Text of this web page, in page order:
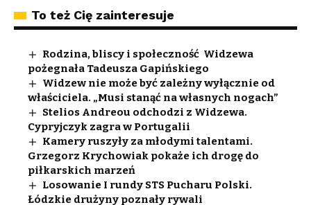
To też Cię zainteresuje
Rodzina, bliscy i społeczność Widzewa
pożegnała Tadeusza Gapińskiego
Widzew nie może być zależny wyłącznie od
właściciela. „Musi stanąć na własnych nogach”
Stelios Andreou odchodzi z Widzewa.
Cypryjczyk zagra w Portugalii
Kamery ruszyły za młodymi talentami.
Grzegorz Krychowiak pokaże ich drogę do
piłkarskich marzeń
Losowanie I rundy STS Pucharu Polski.
Łódzkie drużyny poznały rywali